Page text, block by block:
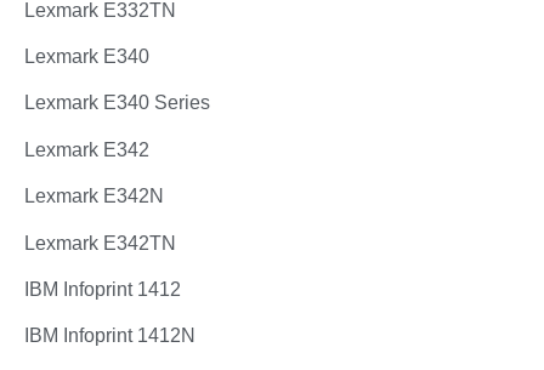
Lexmark E332TN
Lexmark E340
Lexmark E340 Series
Lexmark E342
Lexmark E342N
Lexmark E342TN
IBM Infoprint 1412
IBM Infoprint 1412N